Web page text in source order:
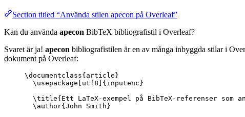
Section titled “Använda stilen apecon på Overleaf”
Kan du använda apecon BibTeX bibliografistil i Overleaf?
Svaret är ja! apecon bibliografistilen är en av många inbyggda stilar i
dokument på Overleaf:
\documentclass{ article }
\usepackage
utf8 ]{ inputenc }
\title{Ett LaTeX-exempel på BibTeX-referenser
\author{John Smith}